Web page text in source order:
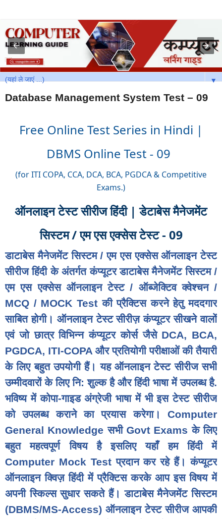
▼
Database Management System Test – 09
Free Online Test Series in Hindi |
DBMS Online Test - 09
(for ITI COPA, CCA, DCA, BCA, PGDCA & Competitive
Exams.)
ऑनलाइनटेस्ट सीरीज हिंदी | डेटाबेस मैनेजमेंट
सिस्टम / एम एस एक्सेस टेस्ट - 09
डाटाबेस मैनेजमेंट सिस्टम / एम एस एक्सेस ऑनलाइन टेस्ट
सीरीज हिंदी के अंतर्गत कंप्यूटर डाटाबेस मैनेजमेंट सिस्टम /
एम एस एक्सेस ऑनलाइन टेस्ट / ऑब्जेक्टिव क्वेश्चन /
MCQ / MOCK Test की प्रैक्टिस करने हेतु मददगार
साबित होगी। ऑनलाइन टेस्ट सीरीज़ कंप्यूटर सीखने वालों
एवं जो छात्र विभिन्न कंप्यूटर कोर्स जैसे DCA, BCA,
PGDCA, ITI-COPA और प्रतियोगी परीक्षाओं की तैयारी
के लिए बहुत उपयोगी हैं। यह ऑनलाइन टेस्ट सीरीज सभी
उम्मीदवारों के लिए नि: शुल्क है और हिंदी भाषा में उपलब्ध है.
भविष्य में कोपा-गाइड अंग्रेजी भाषा में भी इस टेस्ट सीरीज
को उपलब्ध कराने का प्रयास करेगा। Computer
General Knowledge सभी Govt Exams के लिए
बहुत महत्वपूर्ण विषय है इसलिए यहाँ हम हिंदी में
Computer Mock Test प्रदान कर रहे हैं। कंप्यूटर
ऑनलाइन क्विज़ हिंदी में प्रैक्टिस करके आप इस विषय में
अपनी स्किल्स सुधार सकते हैं। डाटाबेस मैनेजमेंट सिस्टम
(DBMS/MS-Access) ऑनलाइन टेस्ट सीरीज आपकी